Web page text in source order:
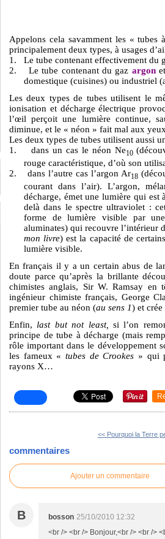
Appelons cela savamment les « tubes
principalement deux types, à usages
1.
Le tube contenant effectivement du
2.
Le tube contenant du gaz argon
domestique (cuisines) ou industriel
Les deux types de tubes utilisent le
ionisation et décharge électrique
l’œil perçoit une lumière continue,
diminue, et le « néon » fait mal aux
Les deux types de tubes utilisent aussi
1.
dans un cas le néon Ne10
rouge caractéristique, d’où son
2.
dans l’autre cas l’argon Ar18
courant dans l’air). L’argon,
décharge, émet une lumière qui
delà dans le spectre ultraviolet :
forme de lumière visible par
aluminates) qui recouvre l’intérieur
mon livre) est la capacité de
lumière visible.
En français il y a un certain abus de
doute parce qu’après la brillante
chimistes anglais, Sir W. Ramsay
ingénieur chimiste français, George
premier tube au néon (au sens 1) et crée
Enfin, last but not least,si l’on
principe de tube à décharge (mais
rôle important dans le développement
les fameux «tubes de Crookes » qui
rayons X…
<< Pourquoi la Terre
commentaires
Ajouter un commentaire
B bosson 25/10/2010 12:32
<br /> <br /> Bonjour,<br /> <br />